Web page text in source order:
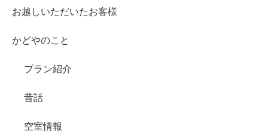
お越しいただいたお客様
かどやのこと
プラン紹介
昔話
空室情報